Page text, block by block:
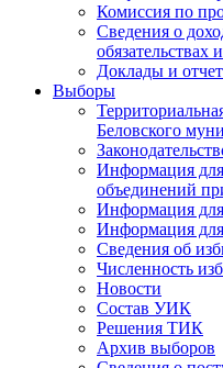
Комиссия по
Сведения о
обязательствах
Доклады и
Выборы
Беловского
Информация
объединений
Информация для
Информация
Сведения об
Численность
Новости
Состав УИК
Решения ТИК
Архив выборов